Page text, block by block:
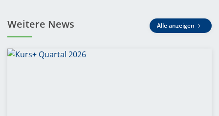
Weitere News Alle anzeigen